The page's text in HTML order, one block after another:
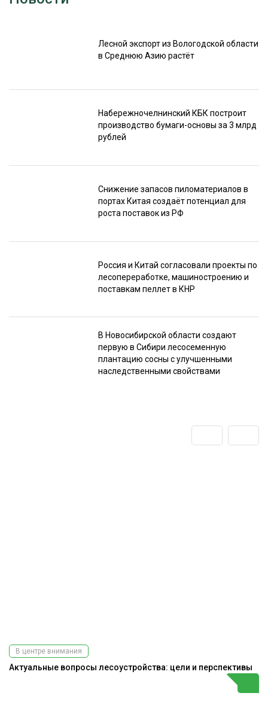
Лесной экспорт из Вологодской области
в Среднюю Азию растёт
Набережночелнинский КБК построит
производство бумаги-основы за 3 млрд
рублей
Снижение запасов пиломатериалов в
портах Китая создаёт потенциал для
роста поставок из РФ
Россия и Китай согласовали проекты по
лесопереработке, машиностроению и
поставкам пеллет в КНР
В Новосибирской области создают
первую в Сибири лесосеменную
плантацию сосны с улучшенными
наследственными свойствами
В центре внимания
Актуальные вопросы лесоустройства: цели и перспективы